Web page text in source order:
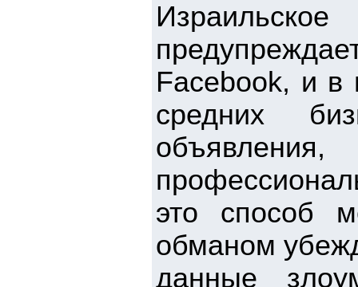
Израильское
Facebook, и в
средних
это способ
обманом
данные